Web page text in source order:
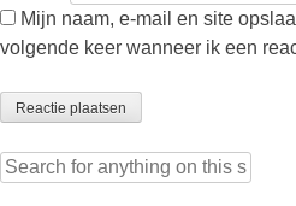
Mijn naam, e-mail en site
volgende keer wanneer ik een
Search